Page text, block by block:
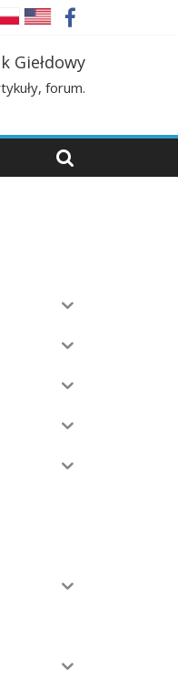
Giełdowy
forum.